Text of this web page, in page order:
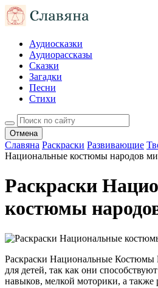
Аудиосказки
Аудиорассказы
Сказки
Загадки
Песни
Стихи
Отмена
Славяна Раскраски Развивающие
Национальные костюмы народов
Раскраски
костюмы
Раскраски Национальные
для детей, так как они
навыков, мелкой моторики, а также